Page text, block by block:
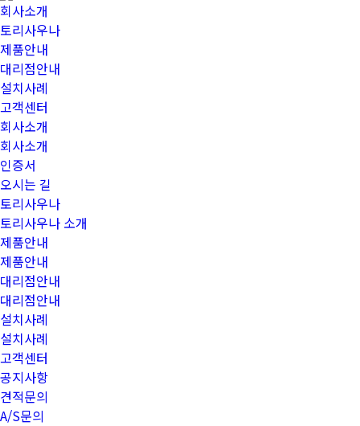
회사소개
토리사우나
제품안내
대리점안내
설치사례
고객센터
회사소개
회사소개
인증서
오시는 길
토리사우나
토리사우나 소개
제품안내
제품안내
대리점안내
대리점안내
설치사례
설치사례
고객센터
공지사항
견적문의
A/S문의